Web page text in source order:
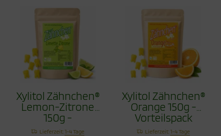
Xylitol Zähnchen®
Lemon-Zitrone
150g -
Vorteilspack
Lieferzeit:1-4 Tage
Xylitol Zähnchen®
Orange 150g -
Vorteilspack
Lieferzeit:1-4 Tage